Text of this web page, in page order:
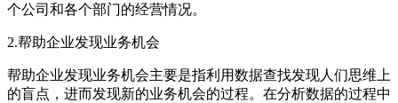
个公司和各个部门的经营情况。
2.帮助企业发现业务机会
帮助企业发现业务机会主要是指利用数据查找发现人们思维上
的盲点，进而发现新的业务机会的过程。在分析数据的过程中